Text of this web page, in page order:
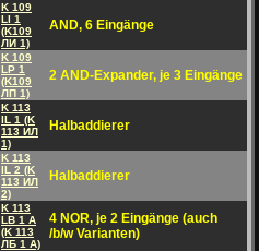
K 109
LI 1
(K109
ЛИ 1)
AND, 6 Eingänge
K 109
LP 1
(K109
ЛП 1)
2 AND-Expander, je 3 Eingänge
K 113
IL 1 (K
113 ИЛ
1)
Halbaddierer
K 113
IL 2 (K
113 ИЛ
2)
Halbaddierer
K 113
LB 1 A
(K 113
ЛБ 1 A)
4 NOR, je 2 Eingänge (auch
/b/w Varianten)